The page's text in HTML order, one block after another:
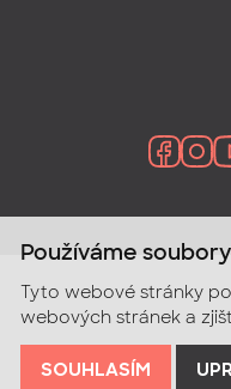
Používáme
Tyto webové stránky
webových stránek a
SOUHLASÍM